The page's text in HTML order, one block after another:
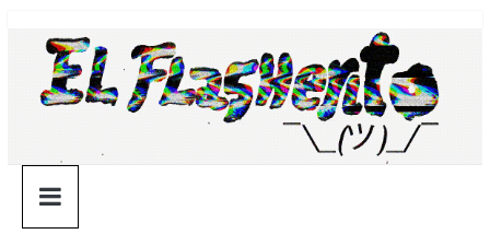
contenido
¯\_(ツ)_/
¯